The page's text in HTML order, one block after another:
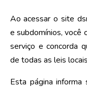
Ao acessar o site
e subdomínios, você
serviço ​​e concorda
de todas as leis
Esta página